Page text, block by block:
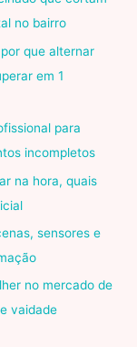
no bairro
que alternar
em 1
para
incompletos
na hora, quais
sensores e
no mercado de
vaidade